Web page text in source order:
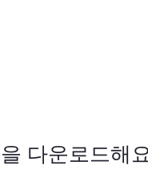
다운로드해요